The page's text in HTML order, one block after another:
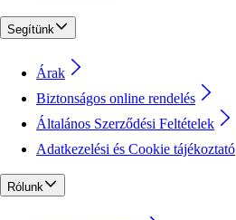
Segítünk
Árak
Biztonságos online rendelés
Általános Szerződési Feltételek
Adatkezelési és Cookie tájékoztató
Rólunk